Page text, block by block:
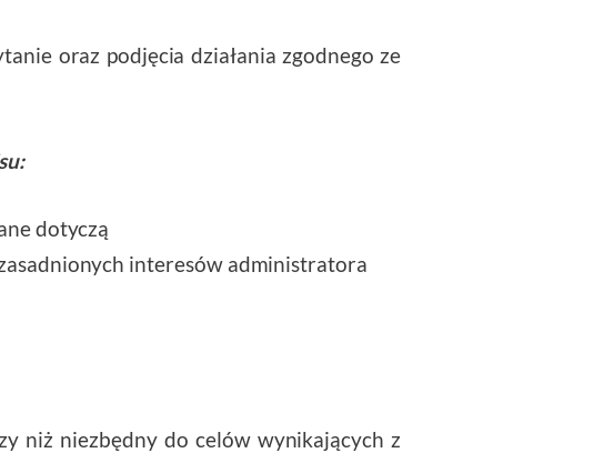
oraz podjęcia działania zgodnego ze
dotyczą
interesów administratora
niż niezbędny do celów wynikających z